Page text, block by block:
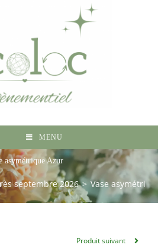
MENU
asymétrique Azur
septembre 2026 > Vase
Produit suivant